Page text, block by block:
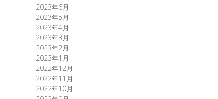
2023年6月
2023年5月
2023年4月
2023年3月
2023年2月
2023年1月
2022年12月
2022年11月
2022年10月